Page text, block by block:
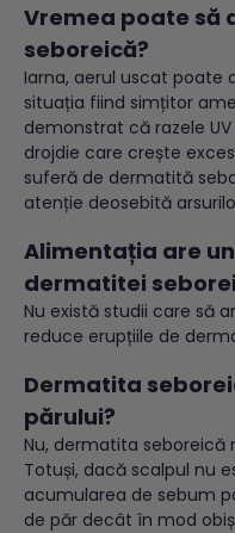
Vremea poate să
seboreică?
Iarna, aerul uscat poate
situația fiind simțitor
demonstrat că razele
drojdie care crește
suferă de dermatită
atenție deosebită
Alimentația are
dermatitei
Nu există studii care să
reduce erupțiile de
Dermatita
părului?
Nu, dermatita seboreică
Totuși, dacă scalpul nu
acumularea de sebum
de păr decât în mod